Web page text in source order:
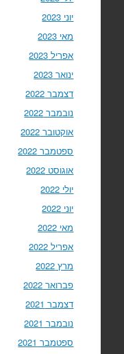
יוני 2023
מאי 2023
אפריל 2023
ינואר 2023
דצמבר 2022
נובמבר 2022
אוקטובר 2022
ספטמבר 2022
אוגוסט 2022
יולי 2022
יוני 2022
מאי 2022
אפריל 2022
מרץ 2022
פברואר 2022
דצמבר 2021
נובמבר 2021
ספטמבר 2021